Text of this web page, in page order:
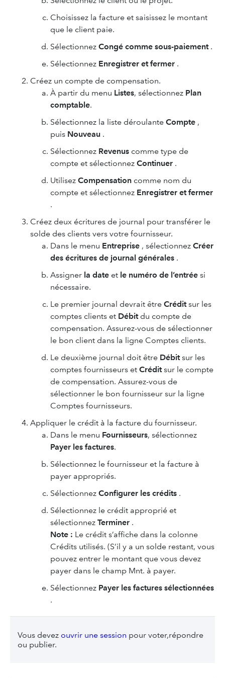
Choisissez la facture et saisissez le montant
que le client paie.
Sélectionnez Congé comme sous-paiement.
Sélectionnez Enregistrer et fermer .
Créez un compte de compensation.
À partir du menu Listes, sélectionnez Plan
comptable.
Sélectionnez la liste déroulante Compte ,
puis Nouveau .
Sélectionnez Revenus comme type de
compte et sélectionnez Continuer .
Utilisez Compensation comme nom du
compte et sélectionnez Enregistrer et fermer
.
Créez deux écritures de journal pour transférer le
solde des clients vers votre fournisseur.
Dans le menu Entreprise , sélectionnez Créer
des écritures de journal générales .
Assigner la date et le numéro de l’entrée si
nécessaire.
Le premier journal devrait être Créditsur les
comptes clients et Débitdu compte de
compensation. Assurez-vous de sélectionner
le bon client dans la ligne Comptes clients.
Le deuxième journal doit être Débitsur les
comptes fournisseurs et Créditsur le compte
de compensation. Assurez-vous de
sélectionner le bon fournisseur sur la ligne
Comptes fournisseurs.
Appliquer le crédit à la facture du fournisseur.
Dans le menu Fournisseurs, sélectionnez
Payer les factures.
Sélectionnez le fournisseur et la facture à
payer appropriés.
Sélectionnez Configurer les crédits .
Sélectionnez le crédit approprié et
sélectionnez Terminer .
Note : Le crédit s’affiche dans la colonne
Crédits utilisés. (S’il y a un solde restant, vous
pouvez entrer le montant que vous devez
payer dans le champ Mnt. à payer.
Sélectionnez Payer les factures sélectionnées
.
Vous devez ouvrir une session pour voter,répondre
ou publier.